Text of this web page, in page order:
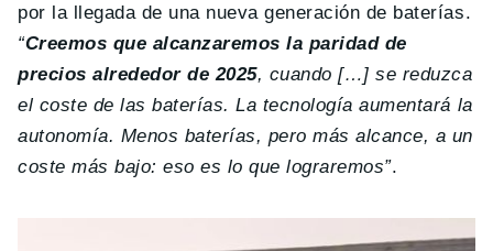
por la llegada de una nueva generación de baterías.
“Creemos que alcanzaremos la paridad de
precios alrededor de 2025, cuando […] se reduzca
el coste de las baterías. La tecnología aumentará la
autonomía. Menos baterías, pero más alcance, a un
coste más bajo: eso es lo que lograremos”.